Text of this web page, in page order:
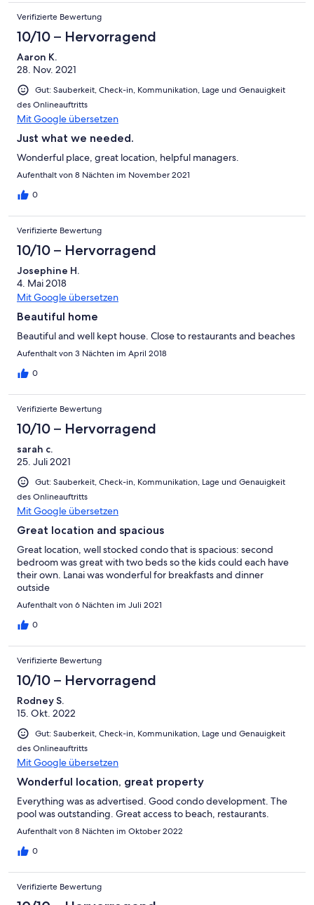
Verifizierte Bewertung
10/10 – Hervorragend
Aaron K.
28. Nov. 2021
Gut: Sauberkeit, Check-in, Kommunikation, Lage und Genauigkeit
des Onlineauftritts
Mit Google übersetzen
Just what we needed.
Wonderful place, great location, helpful managers.
Aufenthalt von 8 Nächten im November 2021
0
Verifizierte Bewertung
10/10 – Hervorragend
Josephine H.
4. Mai 2018
Mit Google übersetzen
Beautiful home
Beautiful and well kept house. Close to restaurants and beaches
Aufenthalt von 3 Nächten im April 2018
0
Verifizierte Bewertung
10/10 – Hervorragend
sarah c.
25. Juli 2021
Gut: Sauberkeit, Check-in, Kommunikation, Lage und Genauigkeit
des Onlineauftritts
Mit Google übersetzen
Great location and spacious
Great location, well stocked condo that is spacious: second
bedroom was great with two beds so the kids could each have
their own. Lanai was wonderful for breakfasts and dinner
outside
Aufenthalt von 6 Nächten im Juli 2021
0
Verifizierte Bewertung
10/10 – Hervorragend
Rodney S.
15. Okt. 2022
Gut: Sauberkeit, Check-in, Kommunikation, Lage und Genauigkeit
des Onlineauftritts
Mit Google übersetzen
Wonderful location, great property
Everything was as advertised. Good condo development. The
pool was outstanding. Great access to beach, restaurants.
Aufenthalt von 8 Nächten im Oktober 2022
0
Verifizierte Bewertung